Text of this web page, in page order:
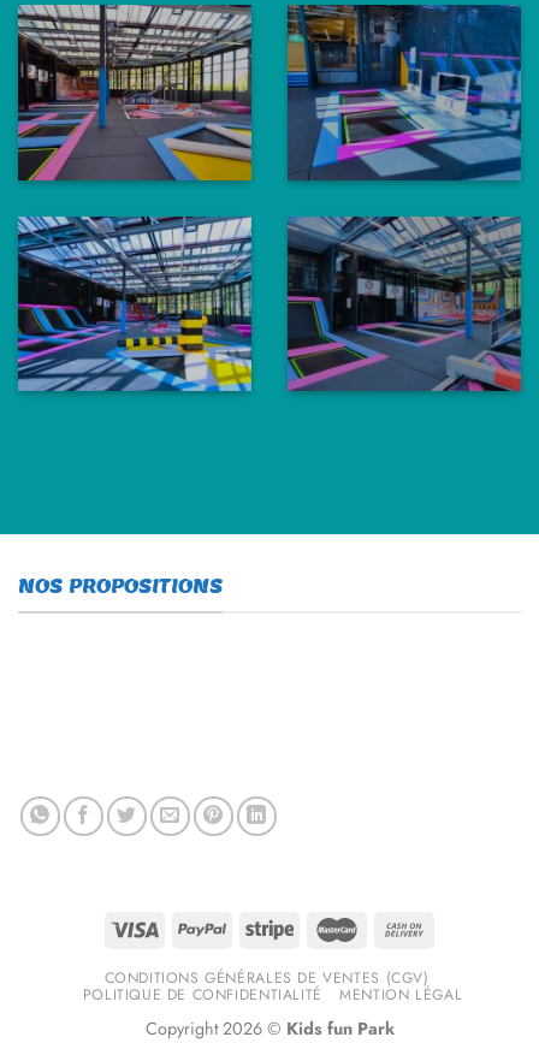
NOS PROPOSITIONS
CONDITIONS GÉNÉRALES DE VENTES (CGV)
POLITIQUE DE CONFIDENTIALITÉ MENTION LÉGAL
Copyright 2026 © Kids fun Park